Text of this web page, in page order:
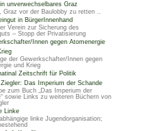
unverwechselbares Graz
Graz vor der Baulobby zu retten ..
in BürgerInnenhand
Verein zur Sicherung des
– Stopp der Privatisierung
Innen gegen Atomenergie
der Gewerkschafter/Innen gegen
und Krieg
Zeitschrift für Politik
Das Imperium der Schande
zum Buch „Das Imperium der
sowie Links zu weiteren Büchern von
Linke
linke Jugendorganisation;